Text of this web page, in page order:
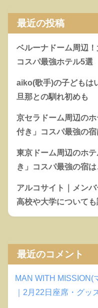
最近の投稿
ベルーナドーム周辺
コスパ最強ホテル5選
aiko(歌手)の子どもは
旦那との馴れ初めも
京セラドーム周辺の
付き」コスパ最強の宿
東京ドーム周辺のホ
き」コスパ最強の宿は
アルコサイト｜メン
高校や大学について
最近のコメント
MAN WITH MISSION(
｜2月22日座席・グッ